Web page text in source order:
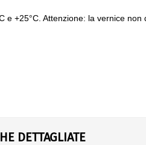
e +25°C. Attenzione: la vernice non
DETTAGLIATE